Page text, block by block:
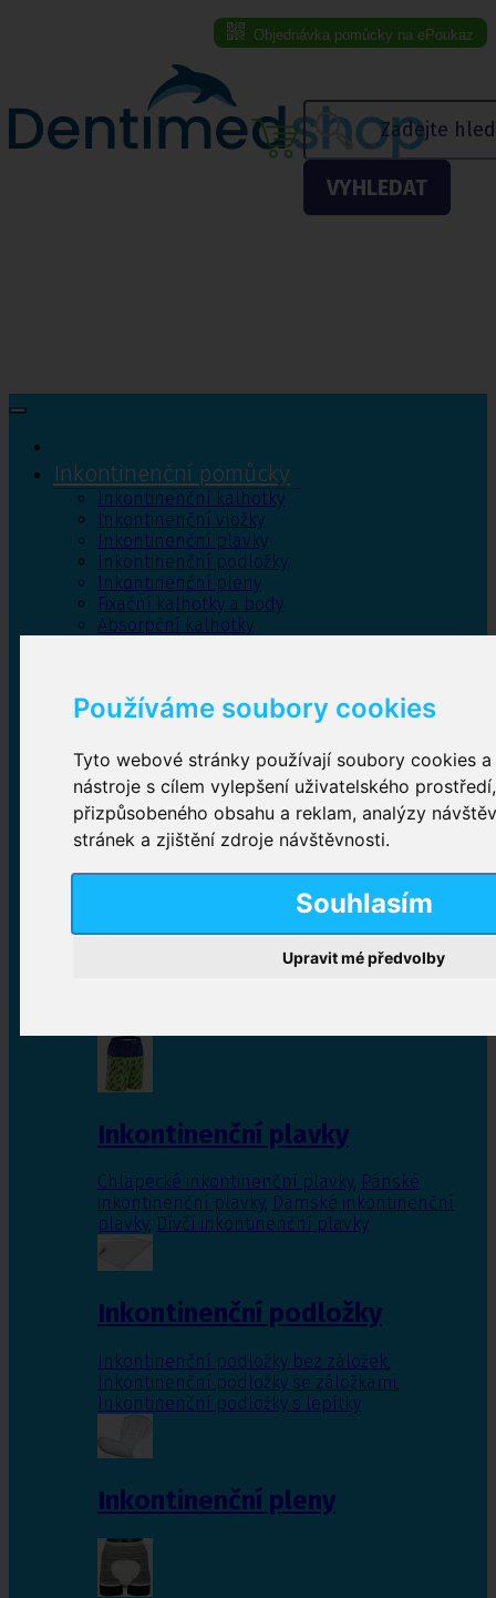
Používáme soubory cookies
Tyto webové stránky používají soubory cookies
nástroje s cílem vylepšení uživatelského
přizpůsobeného obsahu a reklam, analýzy
stránek a zjištění zdroje návštěvnosti.
Souhlasím
Upravit mé předvolby
Objednávka pomůcky na ePoukaz
VYHLEDAT
Inkontinenční pomůcky
Inkontinenční kalhotky
Inkontinenční vložky
Inkontinenční plavky
Inkontinenční podložky
Inkontinenční pleny
Fixační kalhotky a body
Absorpční kalhotky
Inkontinenční kalhotky
Plenkové kalhotky navlékací,Plenkové kalhotky
zalepovací,Inkontinenční kalhotky dámské
Inkontinenční vložky
Inkontinenční plavky
Chlapecké inkontinenční plavky, Pánské
inkontinenční plavky, Dámské inkontinenční
plavky, Dívčí inkontinenční plavky
Inkontinenční podložky
Inkontinenční podložky bez záložek,
Inkontinenční podložky se záložkami,
Inkontinenční podložky s lepítky
Inkontinenční pleny